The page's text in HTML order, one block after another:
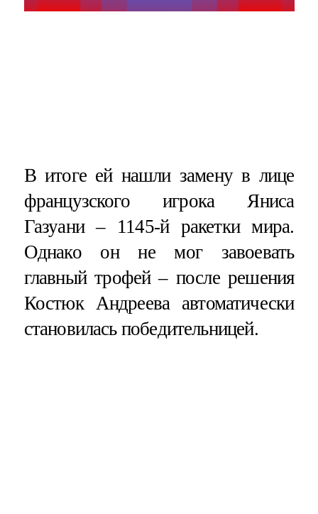
В итоге ей нашли замену в лице
французского игрока Яниса
Газуани – 1145-й ракетки мира.
Однако он не мог завоевать
главный трофей – после решения
Костюк Андреева автоматически
становилась победительницей.